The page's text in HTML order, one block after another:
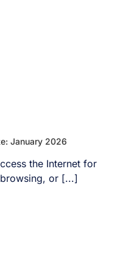
January 2026
the Internet for
or [...]